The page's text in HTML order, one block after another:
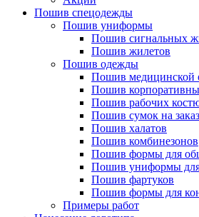
Пошив спецодежды
Пошив униформы
Пошив сигнальных
Пошив жилетов
Пошив одежды
Пошив медицинской
Пошив
Пошив рабочих
Пошив сумок на заказ
Пошив халатов
Пошив комбинезонов
Пошив формы для
Пошив униформы для
Пошив фартуков
Пошив формы для
Примеры работ